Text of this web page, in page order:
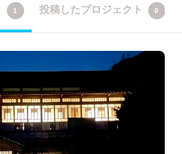
1 投稿したプロジェクト 0